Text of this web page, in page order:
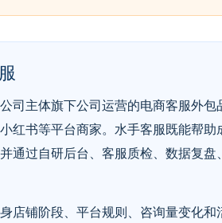
司主体旗下公司运营的电商客服外
红书等平台商家。水手客服既能帮
通过自研后台、客服质检、数据复
店铺阶段、平台规则、咨询量变化